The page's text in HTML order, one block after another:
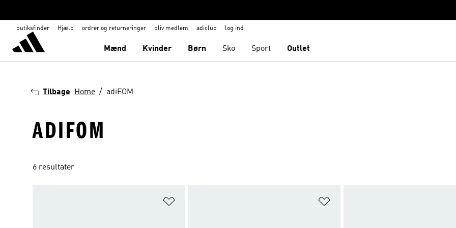
butiksfinder Hjælp ordrer og returneringer bliv medlem adiclub log ind
Mænd Kvinder Børn Sko Sport Outlet
Tilbage Home adiFOM
ADIFOM
6 resultater